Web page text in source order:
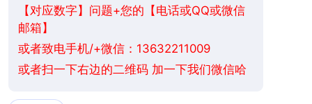
【对应数字】问题+您的【电话或QQ或微信
邮箱】
或者致电手机/+微信：13632211009
或者扫一下右边的二维码 加一下我们微信哈